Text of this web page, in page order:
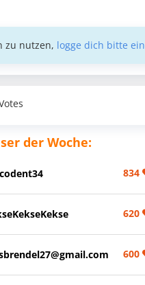
zu nutzen, logge dich bitte ein
der Woche:
834
620
600